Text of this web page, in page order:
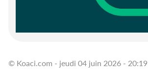
© Koaci.com - jeudi 04 juin 2026 - 20:19